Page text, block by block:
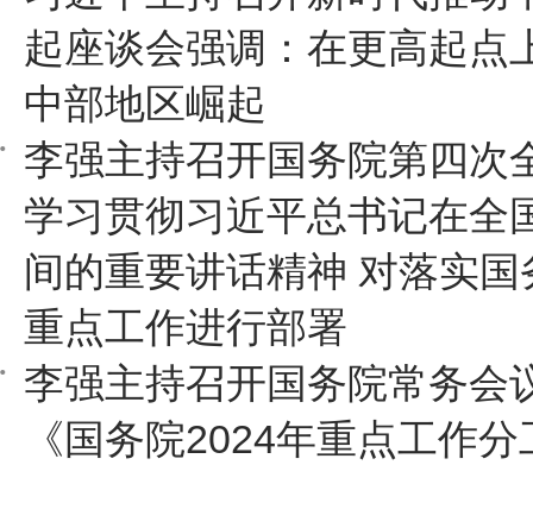
起座谈会强调：在更高起点
中部地区崛起
李强主持召开国务院第四次
学习贯彻习近平总书记在全
间的重要讲话精神 对落实
重点工作进行部署
李强主持召开国务院常务会
《国务院2024年重点工作